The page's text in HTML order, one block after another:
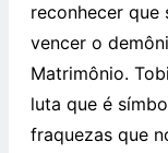
reconhecer que
vencer o
Matrimônio.
luta que é
fraquezas que